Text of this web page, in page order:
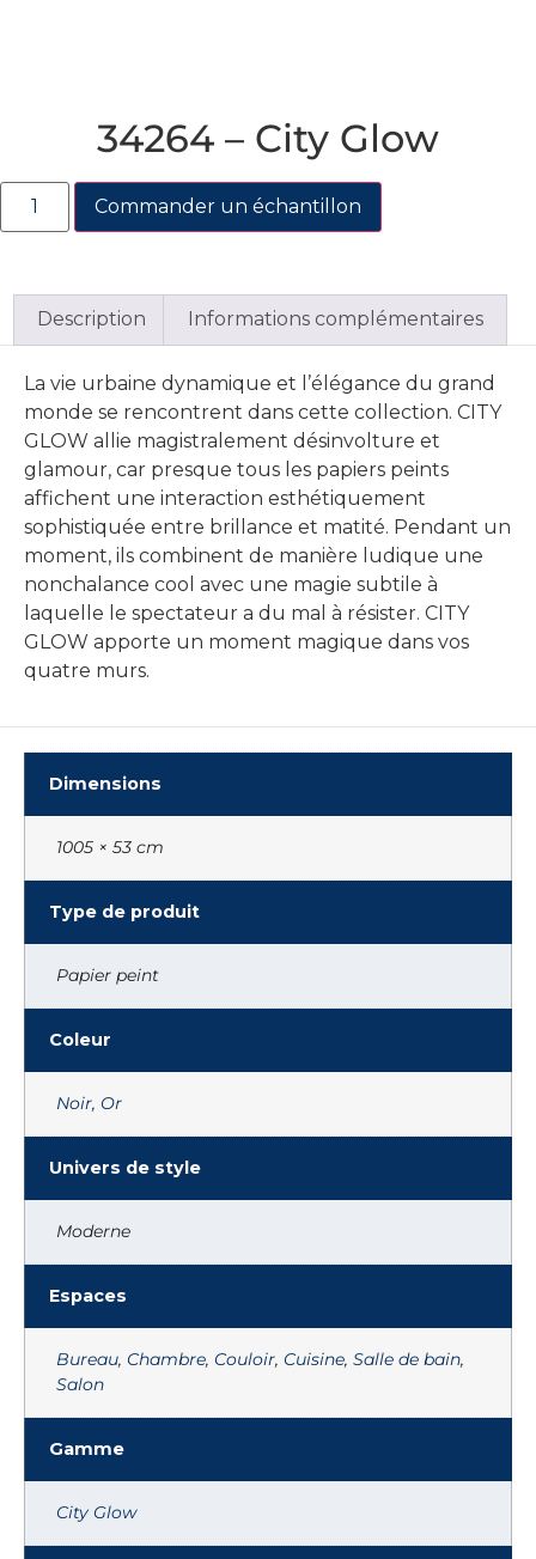
34264 – City Glow
Commander un échantillon
Description Informations complémentaires
La vie urbaine dynamique et l’élégance du grand
monde se rencontrent dans cette collection. CITY
GLOW allie magistralement désinvolture et
glamour, car presque tous les papiers peints
affichent une interaction esthétiquement
sophistiquée entre brillance et matité. Pendant un
moment, ils combinent de manière ludique une
nonchalance cool avec une magie subtile à
laquelle le spectateur a du mal à résister. CITY
GLOW apporte un moment magique dans vos
quatre murs.
Dimensions
1005 × 53 cm
Type de produit
Papier peint
Coleur
Noir, Or
Univers de style
Moderne
Espaces
Bureau, Chambre, Couloir, Cuisine, Salle de bain,
Salon
Gamme
City Glow